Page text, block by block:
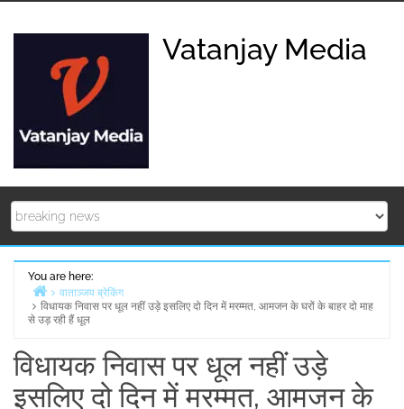
Vatanjay Media
You are here:
Home
वाताञ्जय ब्रेकिंग
विधायक निवास पर धूल नहीं उड़े इसलिए दो दिन में मरम्मत, आमजन के घरों के बाहर दो माह
से उड़ रही हैं धूल
विधायक निवास पर धूल नहीं उड़े
इसलिए दो दिन में मरम्मत, आमजन के